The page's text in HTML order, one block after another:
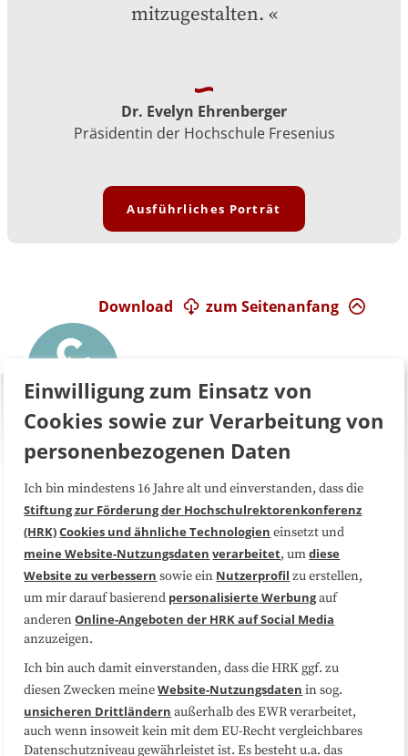
mitzugestalten.
Dr. Evelyn Ehrenberger
Präsidentin der Hochschule Fresenius
Ausführliches Porträt
zum Seitenanfang
Download
Über uns FAQ
Medienarbeit Kooperationen
Datenschutzerklärung Impressum
Sitemap
Folgen Sie uns
Einwilligung zum Einsatz von
Cookies sowie zur Verarbeitung von
personenbezogenen Daten
Ich bin mindestens 16 Jahre alt und einverstanden, dass die
Stiftung zur Förderung der Hochschulrektorenkonferenz
(HRK)Cookies und ähnliche Technologien einsetzt und
meine Website-Nutzungsdaten verarbeitet, umdiese
Website zu verbessern sowie ein Nutzerprofil zu erstellen,
um mir darauf basierend personalisierte Werbungauf
anderenOnline-Angeboten der HRK auf Social Media
anzuzeigen.
Ich bin auch damit einverstanden, dass die HRK ggf. zu
diesen Zwecken meineWebsite-Nutzungsdaten in sog.
unsicheren Drittländern außerhalb des EWR verarbeitet,
auch wenn insoweit kein mit dem EU-Recht vergleichbares
Datenschutzniveau gewährleistet ist. Es besteht u.a. das